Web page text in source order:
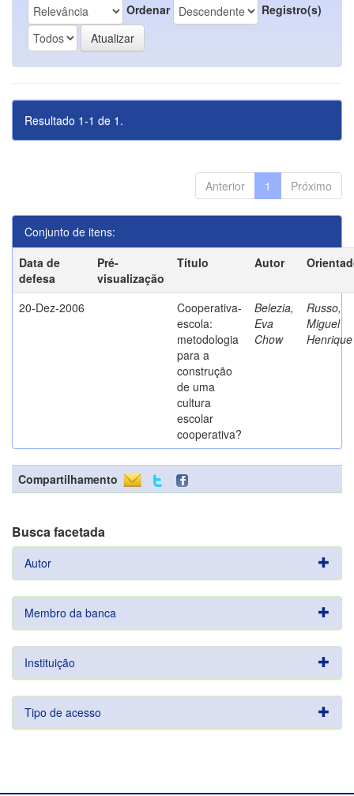
Ordenar Registro(s)
Resultado 1-1 de 1.
Anterior 1 Próximo
Conjunto de itens:
Data de
defesa
Pré-
visualização
Título Autor
20-Dez-2006
Cooperativa-
escola:
metodologia
para a
construção
de uma
cultura
escolar
cooperativa?
Belezia,
Eva
Chow
Russo,
Miguel
Henrique
Compartilhamento
Busca facetada
Autor
Membro da banca
Instituição
Tipo de acesso